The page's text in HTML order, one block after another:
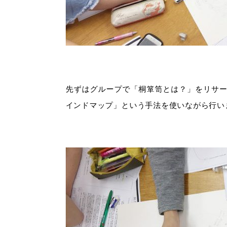
先ずはグループで「桐箪笥とは？」をリサ
インドマップ」という手法を使いながら行